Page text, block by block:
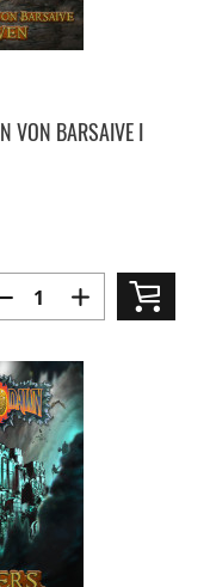
VON BARSAIVE I